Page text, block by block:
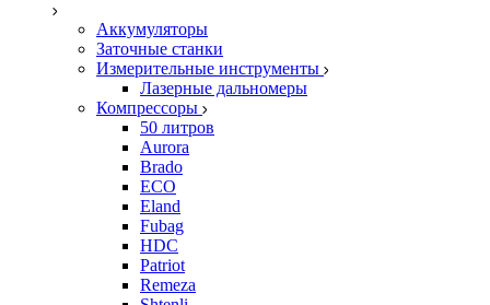
Аккумуляторы
Заточные станки
Измерительные инструменты
Лазерные дальномеры
Компрессоры
50 литров
Aurora
Brado
ECO
Eland
Fubag
HDC
Patriot
Remeza